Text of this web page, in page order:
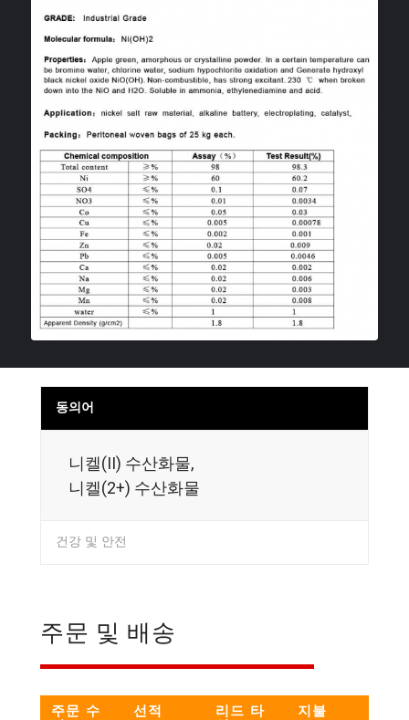
동의어
니켈(II) 수산화물,
니켈(2+) 수산화물
건강 및 안전
주문 및 배송
주문 수
선적
리드 타
지불